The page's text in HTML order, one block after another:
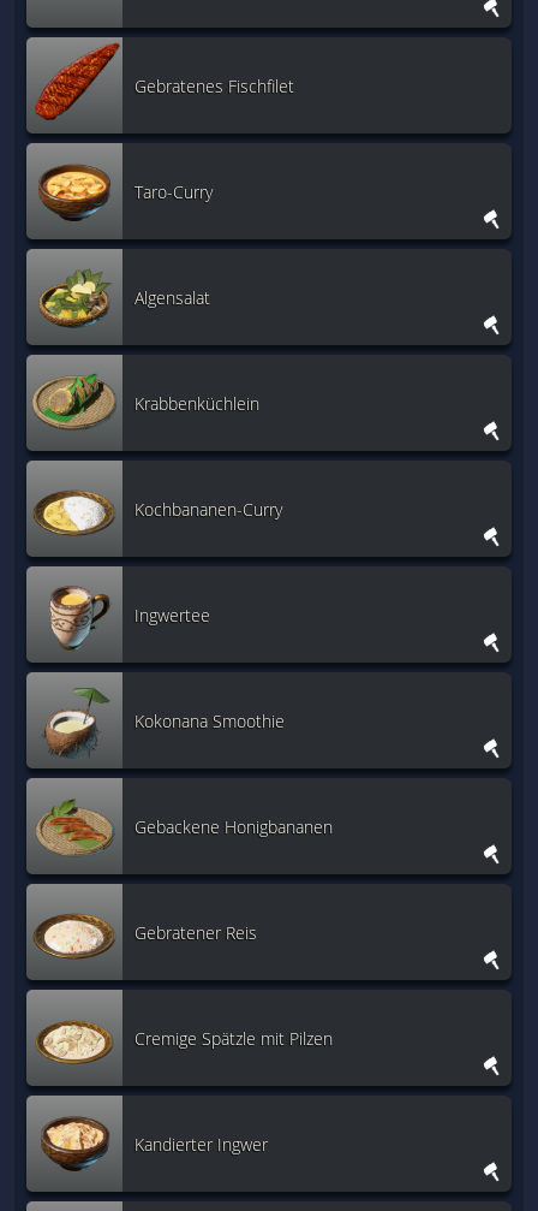
Gebratenes Fischfilet
Taro-Curry
Algensalat
Krabbenküchlein
Kochbananen-Curry
Ingwertee
Kokonana Smoothie
Gebackene Honigbananen
Gebratener Reis
Cremige Spätzle mit Pilzen
Kandierter Ingwer